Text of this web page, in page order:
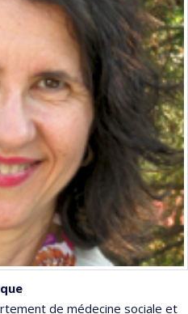
de médecine sociale et